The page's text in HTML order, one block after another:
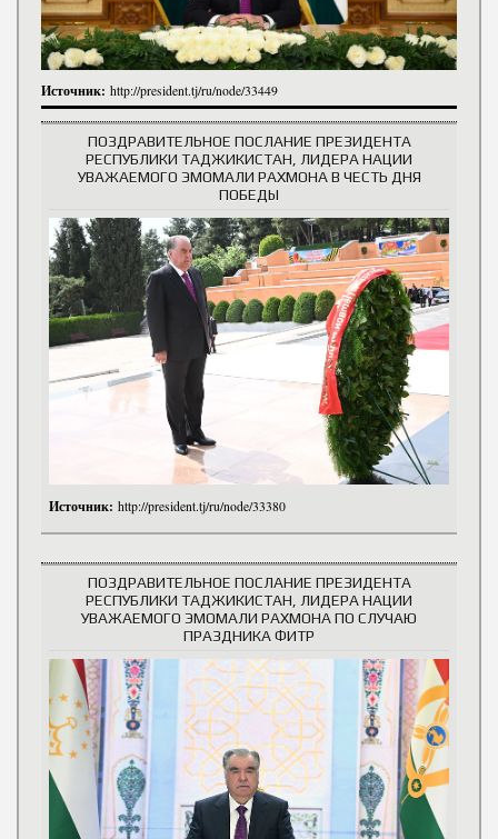
Источник: http://president.tj/ru/node/33449
ПОЗДРАВИТЕЛЬНОЕ ПОСЛАНИЕ ПРЕЗИДЕНТА
РЕСПУБЛИКИ ТАДЖИКИСТАН, ЛИДЕРА НАЦИИ
УВАЖАЕМОГО ЭМОМАЛИ РАХМОНА В ЧЕСТЬ ДНЯ
ПОБЕДЫ
Источник: http://president.tj/ru/node/33380
ПОЗДРАВИТЕЛЬНОЕ ПОСЛАНИЕ ПРЕЗИДЕНТА
РЕСПУБЛИКИ ТАДЖИКИСТАН, ЛИДЕРА НАЦИИ
УВАЖАЕМОГО ЭМОМАЛИ РАХМОНА ПО СЛУЧАЮ
ПРАЗДНИКА ФИТР